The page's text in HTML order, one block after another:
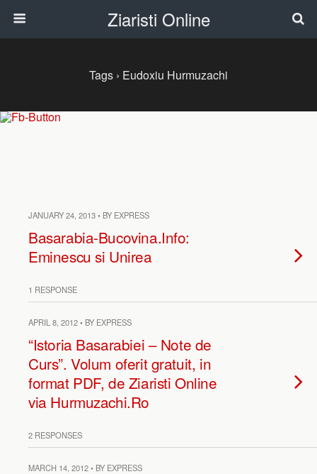
Ziaristi Online
Tags › Eudoxiu Hurmuzachi
JANUARY 24, 2013 • BY EXPRESS
Basarabia-Bucovina.Info:
Eminescu si Unirea
1 RESPONSE
APRIL 8, 2012 • BY EXPRESS
“Istoria Basarabiei – Note de
Curs”. Volum oferit gratuit, in
format PDF, de Ziaristi Online
via Hurmuzachi.Ro
2 RESPONSES
MARCH 14, 2012 • BY EXPRESS